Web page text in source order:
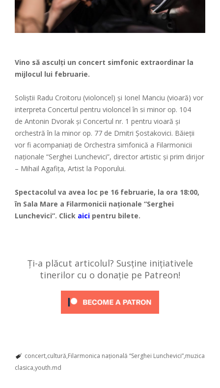
Vino să asculţi un concert simfonic extraordinar la
mijlocul lui februarie.
Soliştii Radu Croitoru (violoncel) şi Ionel Manciu (vioară) vor
interpreta Concertul pentru violoncel în si minor op. 104
de Antonin Dvorak şi Concertul nr. 1 pentru vioară şi
orchestră în la minor op. 77 de Dmitri Şostakovici. Băieţii
vor fi acompaniaţi de Orchestra simfonică a Filarmonicii
naţionale “Serghei Lunchevici”, director artistic şi prim dirijor
– Mihail Agafiţa, Artist la Poporului.
Spectacolul va avea loc pe 16 februarie, la ora 18:00,
în Sala Mare a Filarmonicii naţionale “Serghei
Lunchevici”. Click aici pentru bilete.
Ți-a plăcut articolul? Susține inițiativele
tinerilor cu o donație pe Patreon!
concert cultură Filarmonica națională “Serghei Lunchevici” muzica
clasica youth.md